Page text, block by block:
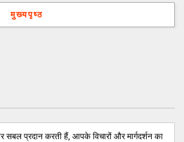
मुख्यपृष्ठ
सबल प्रदान करती हैं, आपके विचारों और मार्गदर्शन का